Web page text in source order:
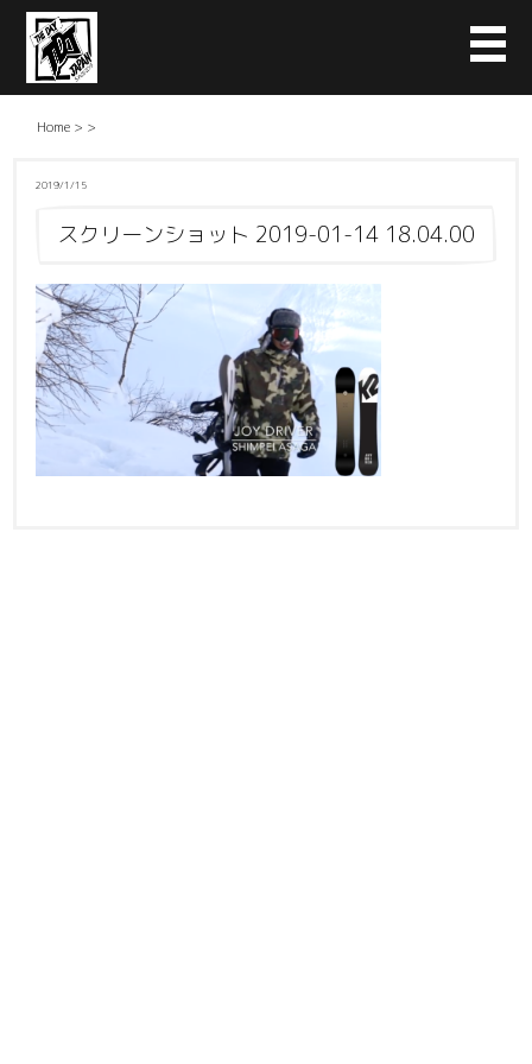
Home > >
2019/1/15
スクリーンショット 2019-01-14 18.04.00